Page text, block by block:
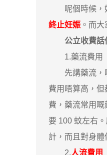
呢個時候，好
終止妊娠 。而
公立收費話
1.藥流費用
先講藥流，呢
費用唔算高，
費，藥流常用
要 100 蚊左右
計，而且對身
2.人流費用